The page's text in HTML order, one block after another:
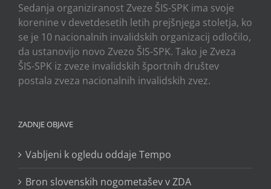
Sedanja organiziranost Zveze ŠIS-SPK ima svoje
korenine v devetdesetih letih prejšnjega stoletja, ko
se je 10 nacionalnih invalidskih organizacij odločilo,
da ustanovijo novo Zvezo ŠIS-SPK. Tako je Zveza
ŠIS-SPK iz zveze invalidskih športnih društev
postala zveza nacionalnih invalidskih zvez.
ZADNJE OBJAVE
Vabljeni k ogledu oddaje Tempo
Bron slovenskih nogometašev v ZDA